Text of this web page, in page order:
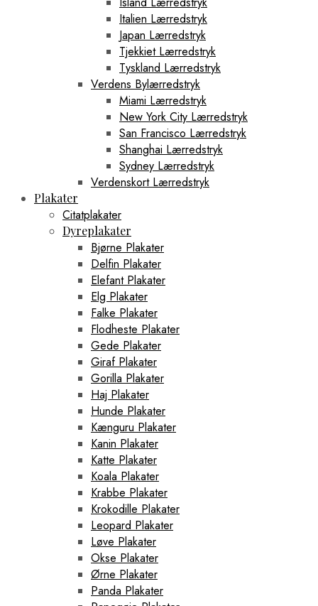
Italien Lærredstryk
Japan Lærredstryk
Tjekkiet Lærredstryk
Tyskland Lærredstryk
Verdens Bylærredstryk
Miami Lærredstryk
New York City Lærredstryk
San Francisco Lærredstryk
Shanghai Lærredstryk
Sydney Lærredstryk
Verdenskort Lærredstryk
Plakater
Citatplakater
Dyreplakater
Bjørne Plakater
Delfin Plakater
Elefant Plakater
Elg Plakater
Falke Plakater
Flodheste Plakater
Gede Plakater
Giraf Plakater
Gorilla Plakater
Haj Plakater
Hunde Plakater
Kænguru Plakater
Kanin Plakater
Katte Plakater
Koala Plakater
Krabbe Plakater
Krokodille Plakater
Leopard Plakater
Løve Plakater
Okse Plakater
Ørne Plakater
Panda Plakater